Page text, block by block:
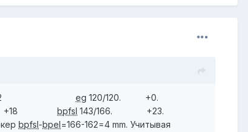
+12 eg 120/120. +0.
+18 bpfsl 143/166. +23.
bpfsl-bpel=166-162=4 mm. Учитывая